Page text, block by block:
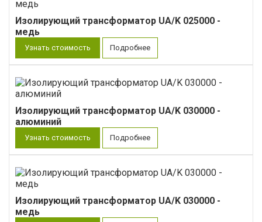
Изолирующий трансформатор UA/K 025000 -
медь
Узнать стоимость Подробнее
Изолирующий трансформатор UA/K 030000 -
алюминий
Узнать стоимость Подробнее
Изолирующий трансформатор UA/K 030000 -
медь